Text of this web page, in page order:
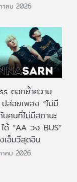
คม 2026
ตอกย้ำความ
ล่อยเพลง “ไม่มี
คนที่ไม่มีสถานะ
ด้ “AA วง BUS”
เอ็มวีสุดอิน
คม 2026